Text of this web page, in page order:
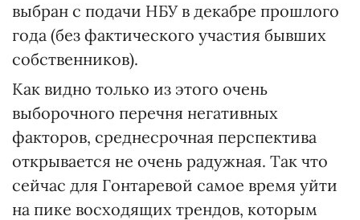
выбран с подачи НБУ в декабре прошлого
года (без фактического участия бывших
собственников).
Как видно только из этого очень
выборочного перечня негативных
факторов, среднесрочная перспектива
открывается не очень радужная. Так что
сейчас для Гонтаревой самое время уйти
на пике восходящих трендов, которым